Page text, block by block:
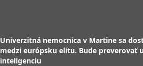
Univerzitná nemocnica v Martine sa
medzi európsku elitu. Bude preverovať
inteligenciu